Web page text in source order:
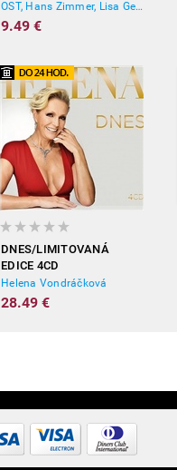
PICTURE)
OST, Hans Zimmer, Lisa Gerrard
9.49 €
DNES/LIMITOVANÁ
EDICE 4CD
Helena Vondráčková
28.49 €